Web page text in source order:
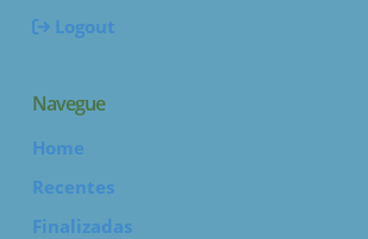
Logout
Navegue
Home
Recentes
Finalizadas